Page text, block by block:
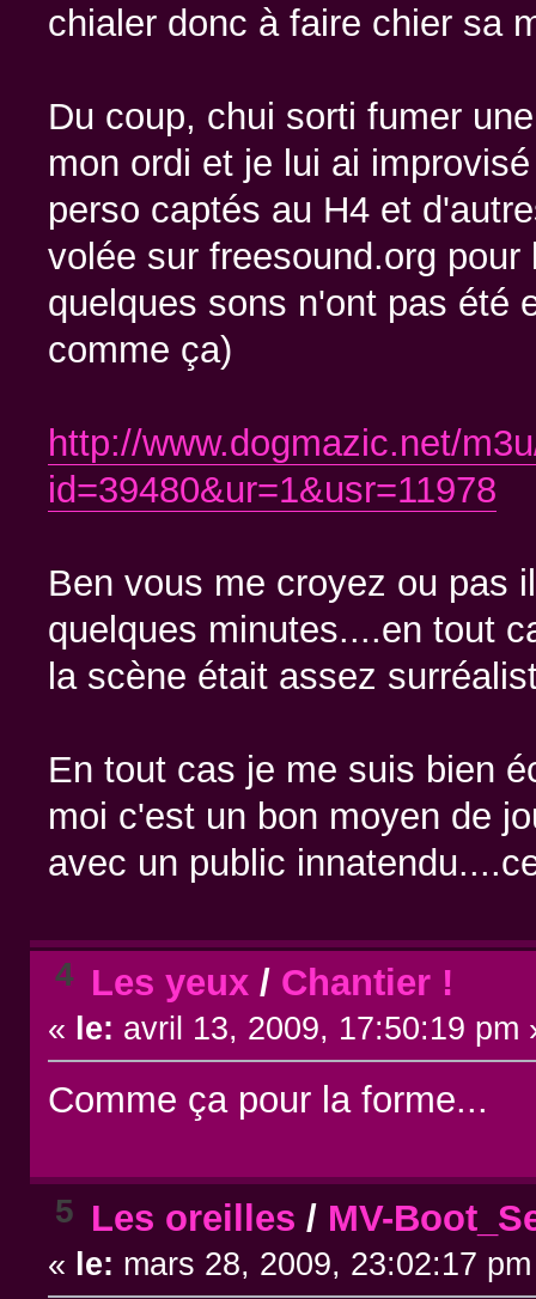
chialer donc à faire chier sa
Du coup, chui sorti fumer
mon ordi et je lui ai
perso captés au H4 et
volée sur freesound.org
quelques sons n'ont pas été
comme ça)
http://www.dogmazic.net/
id=39480&ur=1&usr=11978
Ben vous me croyez ou pas
quelques minutes....en tout
la scène était assez
En tout cas je me suis bien
moi c'est un bon moyen de
avec un public
4 Les yeux/ Chantier !
« le: avril 13, 2009, 17:50:19 pm
Comme ça pour la forme...
5 Les oreilles / MV-
« le: mars 28, 2009, 23:02:17